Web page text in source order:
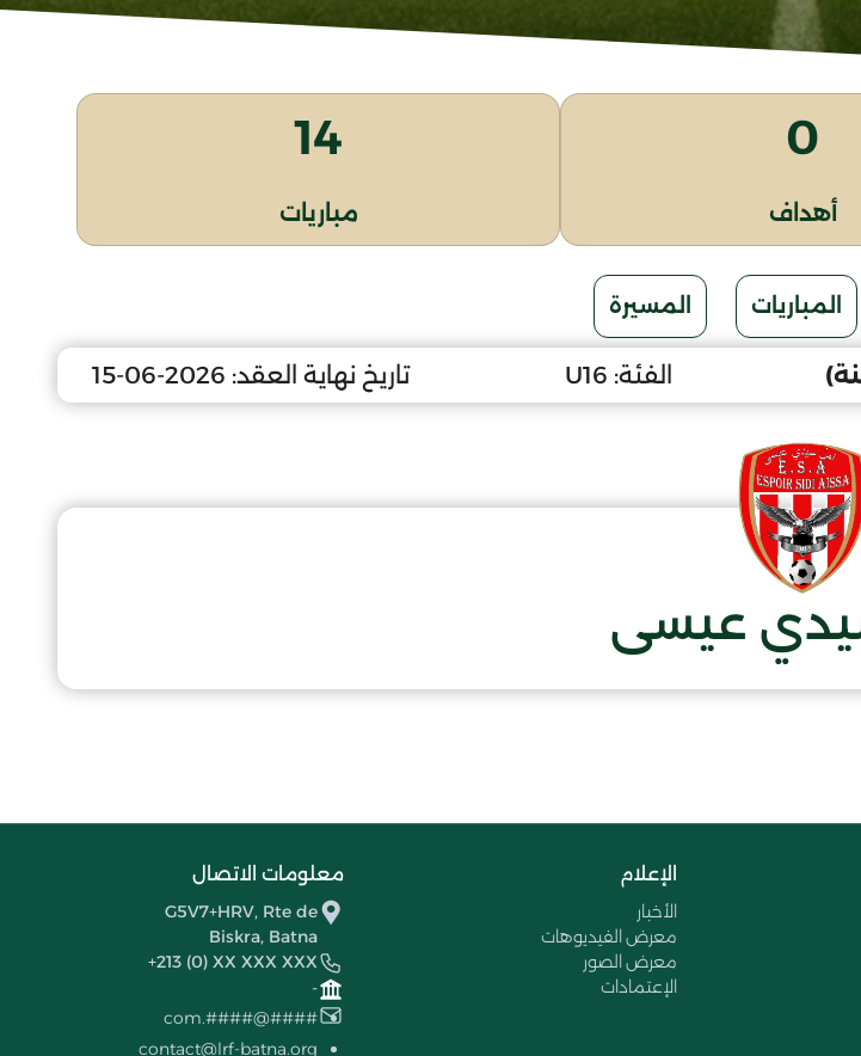
0
أهداف
14
مباريات
المباريات المسيرة
الفئة: U16 تاريخ نهاية العقد: 2026-06-15
عيسى
الإعلام
الأخبار
معرض الفيديوهات
معرض الصور
الإعتمادات
معلومات الاتصال
G5V7+HRV, Rte de
Biskra, Batna
+213 (0) XX XXX XXX
-
####@####.com
contact@lrf-batna.org